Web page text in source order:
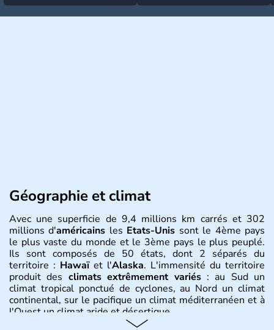
Géographie et climat
Avec une superficie de 9,4 millions km carrés et 302
millions d'américains les Etats-Unis sont le 4ème pays
le plus vaste du monde et le 3ème pays le plus peuplé.
Ils sont composés de 50 états, dont 2 séparés du
territoire : Hawaïet l'Alaska. L'immensité du territoire
produit des climats extrêmement variés: au Sud un
climat tropical ponctué de cyclones, au Nord un climat
continental, sur le pacifique un climat méditerranéen et à
l'Ouest un climat aride et désertique.